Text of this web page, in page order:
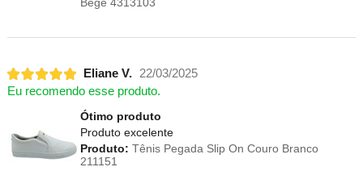
Eliane V. 22/03/2025
Eu recomendo esse produto.
Ótimo produto
Produto excelente
Produto: Tênis Pegada Slip On Couro Branco
211151